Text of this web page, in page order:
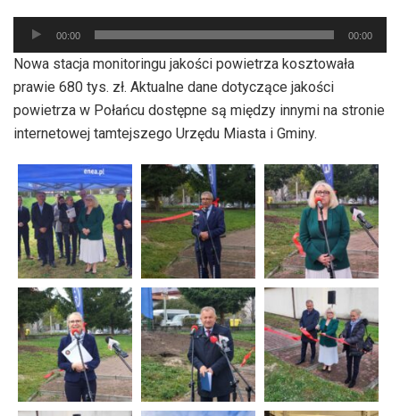
Odtwarzacz
plików
dźwiękowych
00:00 00:00
Nowa stacja monitoringu jakości powietrza kosztowała
prawie 680 tys. zł. Aktualne dane dotyczące jakości
powietrza w Połańcu dostępne są między innymi na stronie
internetowej tamtejszego Urzędu Miasta i Gminy.